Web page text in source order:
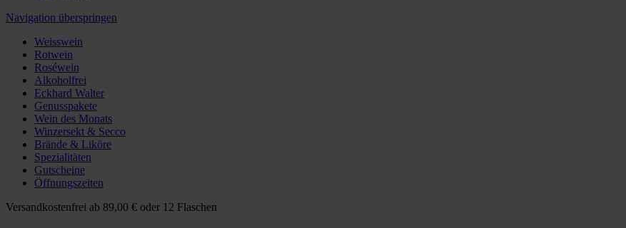
Navigation überspringen
Weisswein
Rotwein
Roséwein
Alkoholfrei
Eckhard Walter
Genusspakete
Wein des Monats
Winzersekt & Secco
Brände & Liköre
Spezialitäten
Gutscheine
Öffnungszeiten
Versandkostenfrei ab 89,00 € oder 12 Flaschen